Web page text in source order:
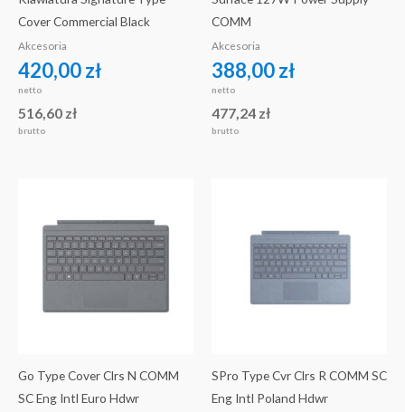
Cover Commercial Black
Akcesoria
420,00zł
netto
516,60 zł
brutto
COMM
Akcesoria
388,00zł
netto
477,24 zł
brutto
Go Type Cover Clrs N COMM
SC Eng Intl Euro Hdwr
SPro Type Cvr Clrs R COMM SC
Eng Intl Poland Hdwr